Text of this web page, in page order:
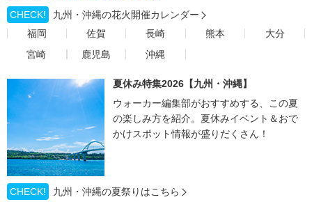
CHECK!
九州・沖縄の花火開催カレンダー
福岡
佐賀 長崎 熊本
大分
宮崎
鹿児島 沖縄
夏休み特集2026【九州・沖縄】
ウォーカー編集部がおすすめする、この夏
の楽しみ方を紹介。夏休みイベント＆おで
かけスポット情報が盛りだくさん！
CHECK!
九州・沖縄の夏祭りはこちら